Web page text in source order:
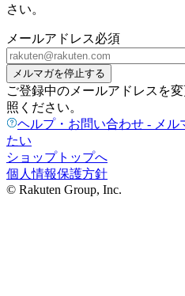
さい。
メールアドレス必須
メルマガを停止する
ご登録中のメールアドレスを
照ください。
ヘルプ・お問い合わせ - メル
たい
ショップトップへ
個人情報保護方針
© Rakuten Group, Inc.